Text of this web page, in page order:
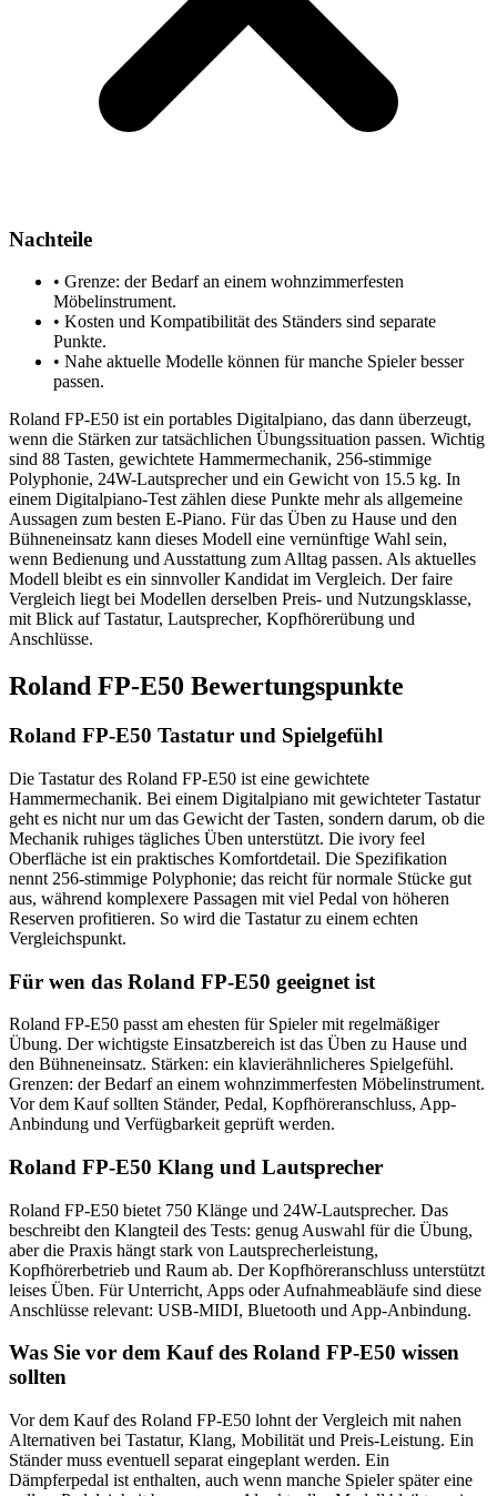
Nachteile
• Grenze: der Bedarf an einem wohnzimmerfesten
Möbelinstrument.
• Kosten und Kompatibilität des Ständers sind separate
Punkte.
• Nahe aktuelle Modelle können für manche Spieler besser
passen.
Roland FP-E50 ist ein portables Digitalpiano, das dann überzeugt,
wenn die Stärken zur tatsächlichen Übungssituation passen. Wichtig
sind 88 Tasten, gewichtete Hammermechanik, 256-stimmige
Polyphonie, 24W-Lautsprecher und ein Gewicht von 15.5 kg. In
einem Digitalpiano-Test zählen diese Punkte mehr als allgemeine
Aussagen zum besten E-Piano. Für das Üben zu Hause und den
Bühneneinsatz kann dieses Modell eine vernünftige Wahl sein,
wenn Bedienung und Ausstattung zum Alltag passen. Als aktuelles
Modell bleibt es ein sinnvoller Kandidat im Vergleich. Der faire
Vergleich liegt bei Modellen derselben Preis- und Nutzungsklasse,
mit Blick auf Tastatur, Lautsprecher, Kopfhörerübung und
Anschlüsse.
Roland FP-E50 Bewertungspunkte
Roland FP-E50 Tastatur und Spielgefühl
Die Tastatur des Roland FP-E50 ist eine gewichtete
Hammermechanik. Bei einem Digitalpiano mit gewichteter Tastatur
geht es nicht nur um das Gewicht der Tasten, sondern darum, ob die
Mechanik ruhiges tägliches Üben unterstützt. Die ivory feel
Oberfläche ist ein praktisches Komfortdetail. Die Spezifikation
nennt 256-stimmige Polyphonie; das reicht für normale Stücke gut
aus, während komplexere Passagen mit viel Pedal von höheren
Reserven profitieren. So wird die Tastatur zu einem echten
Vergleichspunkt.
Für wen das Roland FP-E50 geeignet ist
Roland FP-E50 passt am ehesten für Spieler mit regelmäßiger
Übung. Der wichtigste Einsatzbereich ist das Üben zu Hause und
den Bühneneinsatz. Stärken: ein klavierähnlicheres Spielgefühl.
Grenzen: der Bedarf an einem wohnzimmerfesten Möbelinstrument.
Vor dem Kauf sollten Ständer, Pedal, Kopfhöreranschluss, App-
Anbindung und Verfügbarkeit geprüft werden.
Roland FP-E50 Klang und Lautsprecher
Roland FP-E50 bietet 750 Klänge und 24W-Lautsprecher. Das
beschreibt den Klangteil des Tests: genug Auswahl für die Übung,
aber die Praxis hängt stark von Lautsprecherleistung,
Kopfhörerbetrieb und Raum ab. Der Kopfhöreranschluss unterstützt
leises Üben. Für Unterricht, Apps oder Aufnahmeabläufe sind diese
Anschlüsse relevant: USB-MIDI, Bluetooth und App-Anbindung.
Was Sie vor dem Kauf des Roland FP-E50 wissen
sollten
Vor dem Kauf des Roland FP-E50 lohnt der Vergleich mit nahen
Alternativen bei Tastatur, Klang, Mobilität und Preis-Leistung. Ein
Ständer muss eventuell separat eingeplant werden. Ein
Dämpferpedal ist enthalten, auch wenn manche Spieler später eine